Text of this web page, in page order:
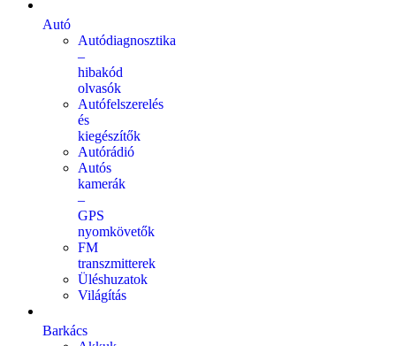
Autó
Autódiagnosztika
–
hibakód
olvasók
Autófelszerelés
és
kiegészítők
Autórádió
Autós
kamerák
–
GPS
nyomkövetők
FM
transzmitterek
Üléshuzatok
Világítás
Barkács